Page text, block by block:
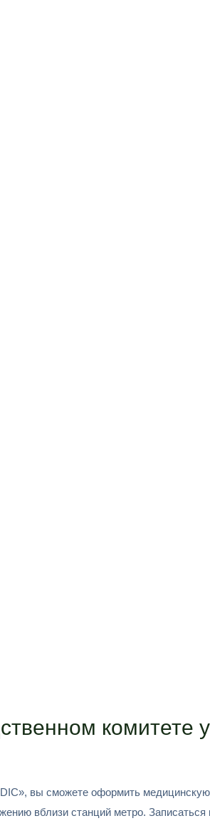
комитете
вы сможете оформить медицинскую
вблизи станций метро.